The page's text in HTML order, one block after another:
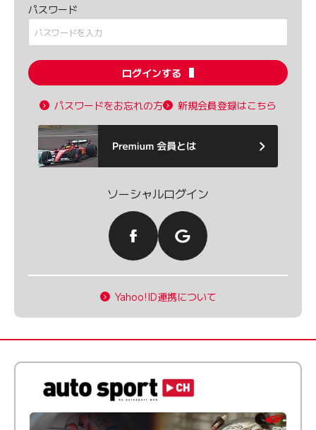
パスワード
ログインする
パスワードをお忘れの方 新規会員登録はこちら
ソーシャルログイン
Yahoo!ID連携について